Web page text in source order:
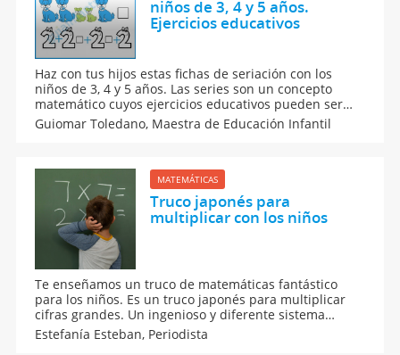
niños de 3, 4 y 5 años.
Ejercicios educativos
Haz con tus hijos estas fichas de seriación con los
niños de 3, 4 y 5 años. Las series son un concepto
matemático cuyos ejercicios educativos pueden ser
muy divertidos para tus hijos o alumnos. Te
proponemos actividades de series con objetos como
Guiomar Toledano, Maestra de Educación Infantil
MATEMÁTICAS
Truco japonés para
multiplicar con los niños
Te enseñamos un truco de matemáticas fantástico
para los niños. Es un truco japonés para multiplicar
cifras grandes. Un ingenioso y diferente sistema
japonés para enseñar a los niños a multiplicar
números grandes de forma fácil.
Estefanía Esteban, Periodista